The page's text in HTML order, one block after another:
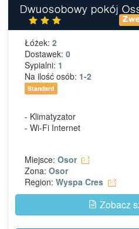
Dwuosobowy pokój
Łóżek: 2
Dostawek: 0
Sypialni: 1
Na ilość osób: 1-2
Standard
- Klimatyzator
- Wi-Fi Internet
Miejsce: Osor
Zona: Osor
Region: Wyspa Cres
Zobacz